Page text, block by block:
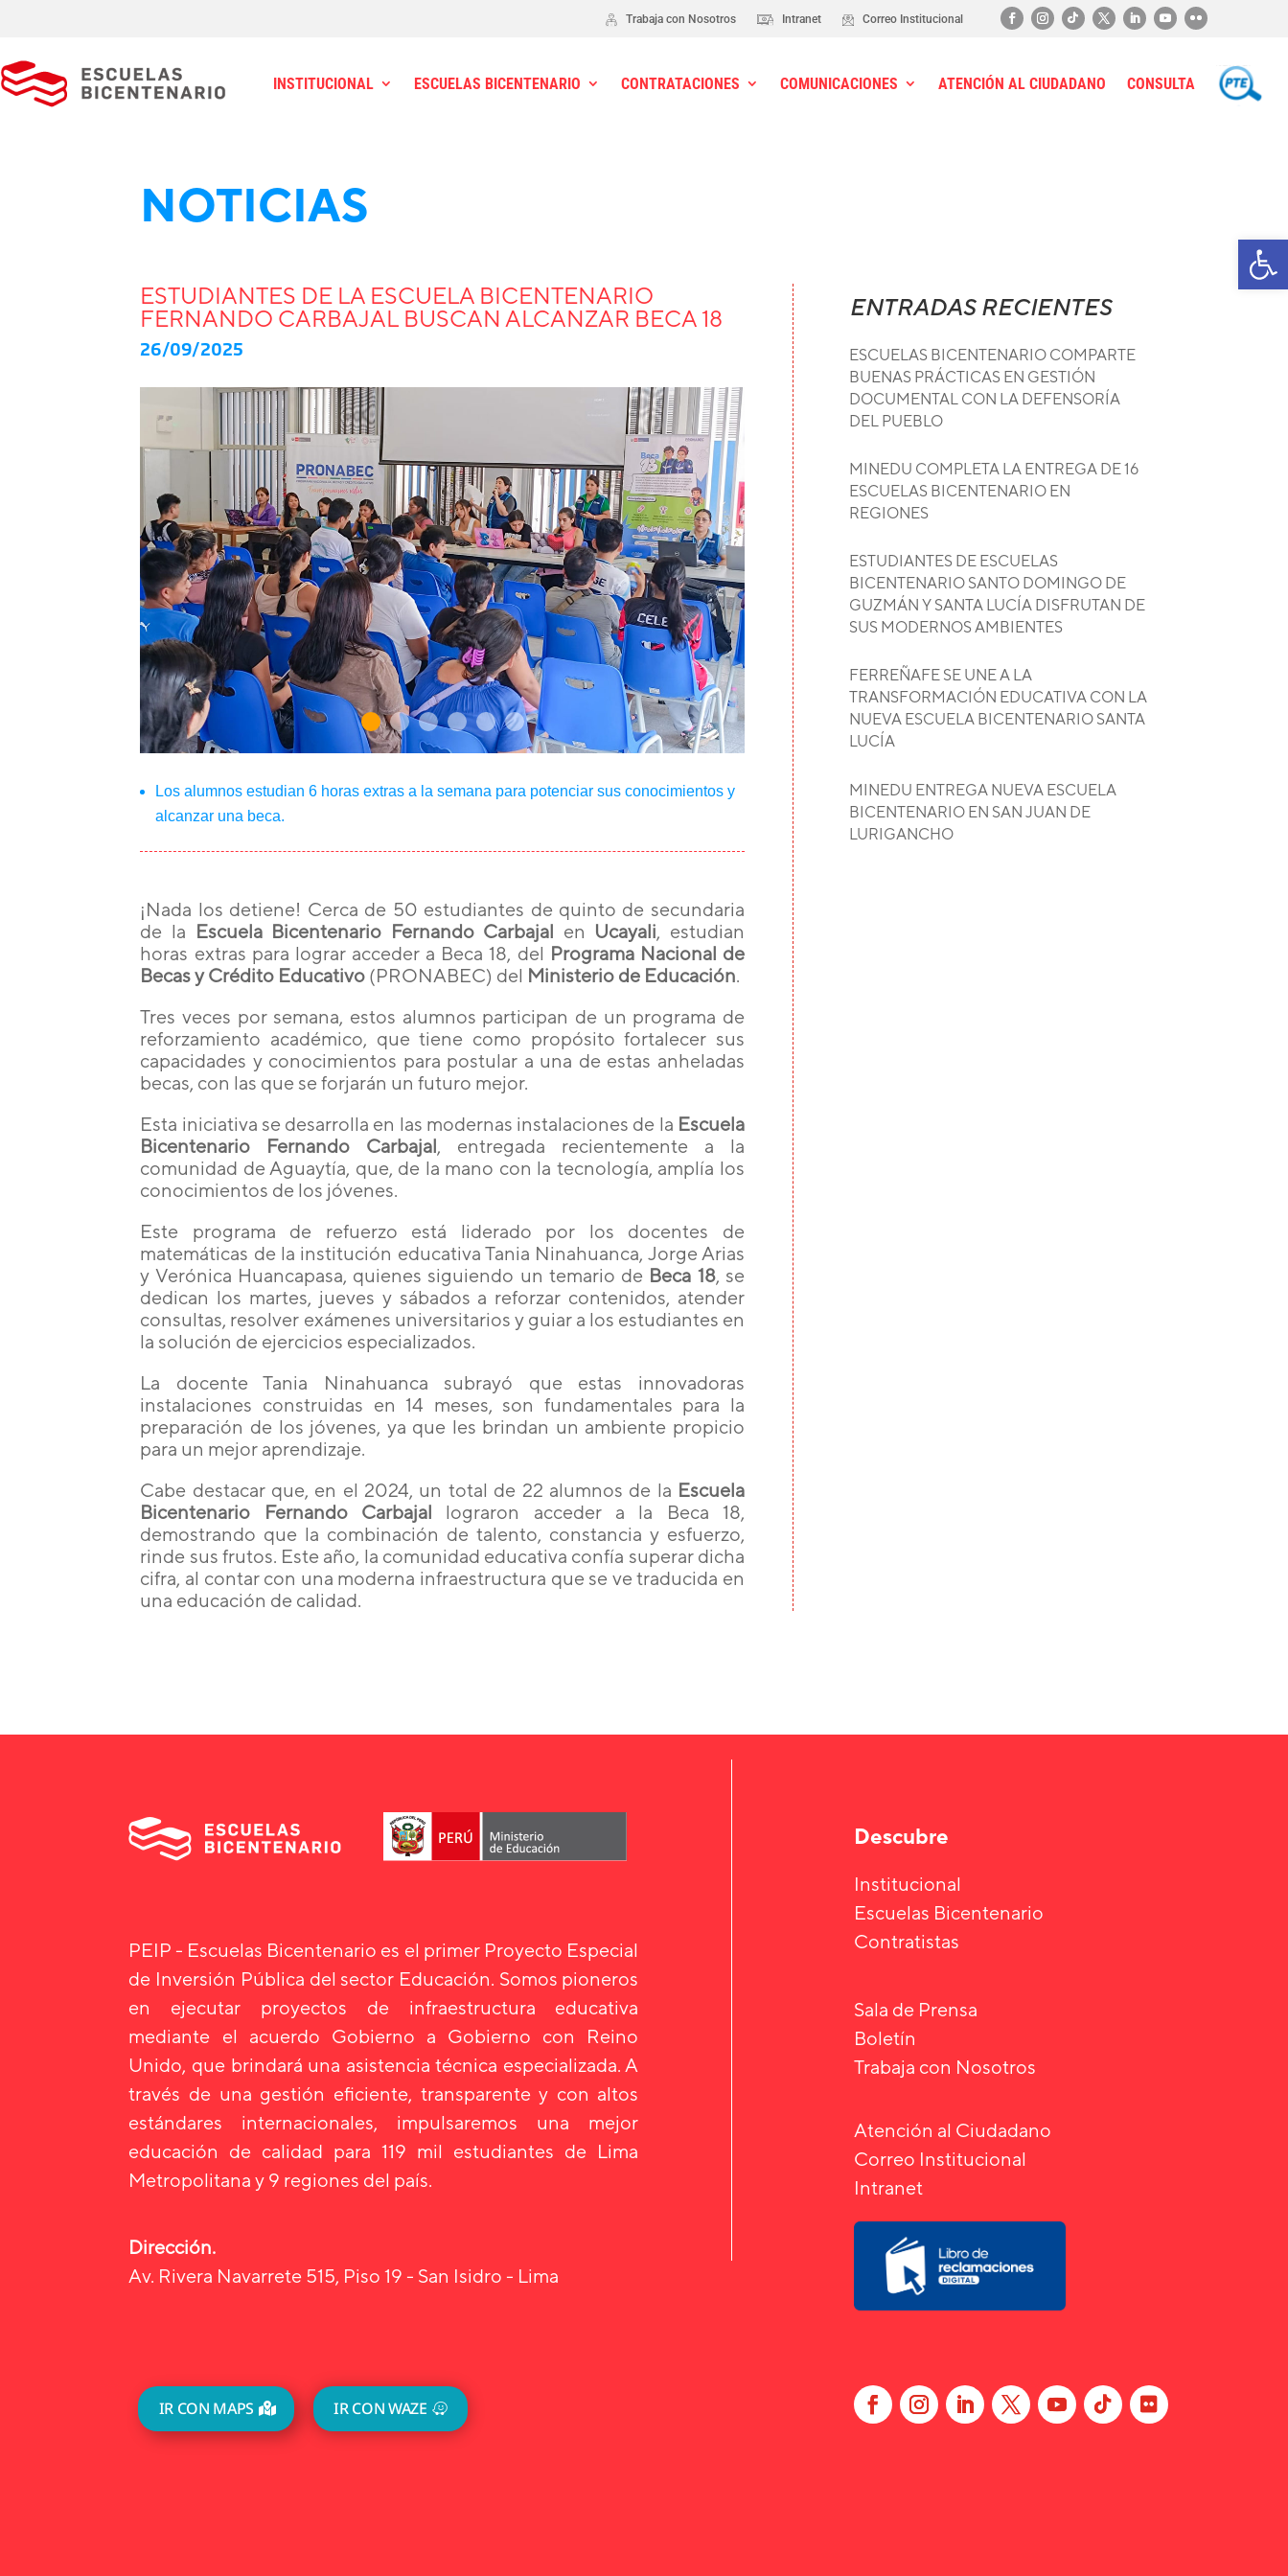
Trabaja con Nosotros Intranet Correo Institucional
INSTITUCIONAL ESCUELAS BICENTENARIO CONTRATACIONES COMUNICACIONES ATENCIÓN AL CIUDADANO CONSULTA PTE
NOTICIAS
ESTUDIANTES DE LA ESCUELA BICENTENARIO
FERNANDO CARBAJAL BUSCAN ALCANZAR BECA 18
26/09/2025
Los alumnos estudian 6 horas extras a la semana para potenciar sus conocimientos y
alcanzar una beca.
¡Nada los detiene! Cerca de 50 estudiantes de quinto de secundaria
de la Escuela Bicentenario Fernando Carbajal en Ucayali, estudian
horas extras para lograr acceder a Beca 18, del Programa Nacional de
Becas y Crédito Educativo (PRONABEC) del Ministerio de Educación.
Tres veces por semana, estos alumnos participan de un programa de
reforzamiento académico, que tiene como propósito fortalecer sus
capacidades y conocimientos para postular a una de estas anheladas
becas, con las que se forjarán un futuro mejor.
Esta iniciativa se desarrolla en las modernas instalaciones de la Escuela
Bicentenario Fernando Carbajal, entregada recientemente a la
comunidad de Aguaytía, que, de la mano con la tecnología, amplía los
conocimientos de los jóvenes.
Este programa de refuerzo está liderado por los docentes de
matemáticas de la institución educativa Tania Ninahuanca, Jorge Arias
y Verónica Huancapasa, quienes siguiendo un temario de Beca 18, se
dedican los martes, jueves y sábados a reforzar contenidos, atender
consultas, resolver exámenes universitarios y guiar a los estudiantes en
la solución de ejercicios especializados.
La docente Tania Ninahuanca subrayó que estas innovadoras
instalaciones construidas en 14 meses, son fundamentales para la
preparación de los jóvenes, ya que les brindan un ambiente propicio
para un mejor aprendizaje.
Cabe destacar que, en el 2024, un total de 22 alumnos de la Escuela
Bicentenario Fernando Carbajal lograron acceder a la Beca 18,
demostrando que la combinación de talento, constancia y esfuerzo,
rinde sus frutos. Este año, la comunidad educativa confía superar dicha
cifra, al contar con una moderna infraestructura que se ve traducida en
una educación de calidad.
ENTRADAS RECIENTES
ESCUELAS BICENTENARIO COMPARTE
BUENAS PRÁCTICAS EN GESTIÓN
DOCUMENTAL CON LA DEFENSORÍA
DEL PUEBLO
MINEDU COMPLETA LA ENTREGA DE 16
ESCUELAS BICENTENARIO EN
REGIONES
ESTUDIANTES DE ESCUELAS
BICENTENARIO SANTO DOMINGO DE
GUZMÁN Y SANTA LUCÍA DISFRUTAN DE
SUS MODERNOS AMBIENTES
FERREÑAFE SE UNE A LA
TRANSFORMACIÓN EDUCATIVA CON LA
NUEVA ESCUELA BICENTENARIO SANTA
LUCÍA
MINEDU ENTREGA NUEVA ESCUELA
BICENTENARIO EN SAN JUAN DE
LURIGANCHO
PEIP - Escuelas Bicentenario es el primer Proyecto Especial
de Inversión Pública del sector Educación. Somos pioneros
en ejecutar proyectos de infraestructura educativa
mediante el acuerdo Gobierno a Gobierno con Reino
Unido, que brindará una asistencia técnica especializada. A
través de una gestión eficiente, transparente y con altos
estándares internacionales, impulsaremos una mejor
educación de calidad para 119 mil estudiantes de Lima
Metropolitana y 9 regiones del país.
Dirección.
Av. Rivera Navarrete 515, Piso 19 - San Isidro - Lima
IR CON MAPS IR CON WAZE
Descubre
Institucional
Escuelas Bicentenario
Contratistas
Sala de Prensa
Boletín
Trabaja con Nosotros
Atención al Ciudadano
Correo Institucional
Intranet